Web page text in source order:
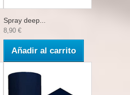
Spray deep...
8,90 €
Añadir al carrito